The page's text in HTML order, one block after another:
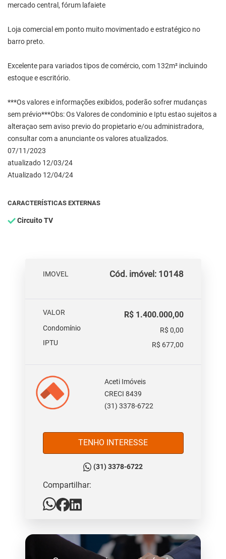
mercado central, fórum lafaiete
Loja comercial em ponto muito movimentado e estratégico no
barro preto.
Excelente para variados tipos de comércio, com 132m² incluindo
estoque e escritório.
***Os valores e informações exibidos, poderão sofrer mudanças
sem prévio***Obs: Os Valores de condominio e Iptu estao sujeitos a
alteraçao sem aviso previo do propietario e/ou administradora,
consultar com a anunciante os valores atualizados.
07/11/2023
atualizado 12/03/24
Atualizado 12/04/24
CARACTERÍSTICAS EXTERNAS
Circuito TV
IMOVEL Cód. imóvel: 10148
VALOR R$ 1.400.000,00
Condomínio
R$ 0,00
IPTU
R$ 677,00
Aceti Imóveis
CRECI 8439
(31) 3378-6722
TENHO INTERESSE
(31) 3378-6722
Compartilhar: